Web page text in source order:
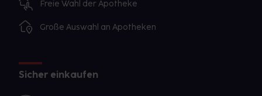
Freie Wahl der Apotheke
Große Auswahl an Apotheken
Sicher einkaufen